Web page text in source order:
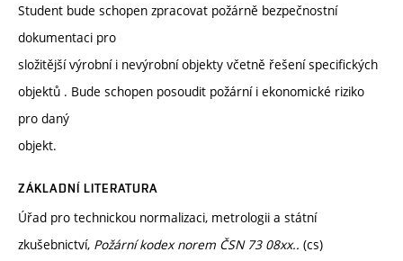
Student bude schopen zpracovat požárně bezpečnostní
dokumentaci pro
složitější výrobní i nevýrobní objekty včetně řešení specifických
objektů . Bude schopen posoudit požární i ekonomické riziko
pro daný
objekt.
ZÁKLADNÍ LITERATURA
Úřad pro technickou normalizaci, metrologii a státní
zkušebnictví, Požární kodex norem ČSN 73 08xx.. (cs)